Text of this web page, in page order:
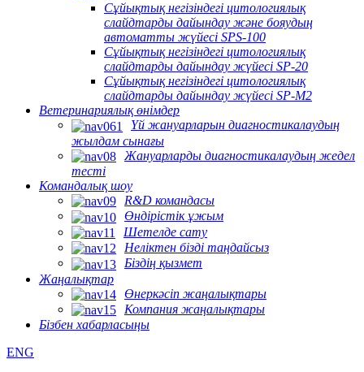
Сұйықтық негізіндегі цитологиялық
слайдтарды дайындау және бояудың
автоматты жүйесі SPS-100
Сұйықтық негізіндегі цитологиялық
слайдтарды дайындау жүйесі SP-20
Сұйықтық негізіндегі цитологиялық
слайдтарды дайындау жүйесі SP-M2
Ветеринариялық өнімдер
Үй жануарларын диагностикалаудың
жылдам сынағы
Жануарларды диагностикалаудың жедел
тесті
Командалық шоу
R&D командасы
Өндірістік ұжым
Шетелде сату
Неліктен бізді таңдайсыз
Біздің қызмет
Жаңалықтар
Өнеркәсіп жаңалықтары
Компания жаңалықтары
Бізбен хабарласыңы
ENG